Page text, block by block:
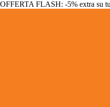
OFFERTA FLASH: -5% extra su